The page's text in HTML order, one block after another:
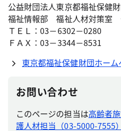
公益財団法人東京都福祉保健
福祉情報部 福祉人材対策室
ＴＥＬ：03－6302－0280
ＦＡＸ：03－3344－8531
東京都福祉保健財団ホーム
お問い合わせ
このページの担当は高齢者
護人材担当（03-5000-7555）